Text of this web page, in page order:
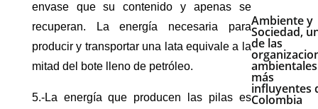
envase que su contenido y apenas se
recuperan. La energía necesaria para
producir y transportar una lata equivale a la
mitad del bote lleno de petróleo.
5.-La energía que producen las pilas es
Ambiente y
Sociedad,
de las
ambientales
más
influyentes
Colombia